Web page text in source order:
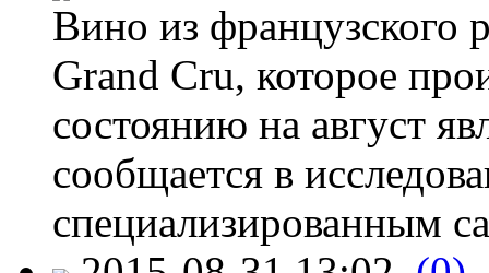
Вино из французского
Grand Cru, которое
состоянию на август
сообщается в
специализированным